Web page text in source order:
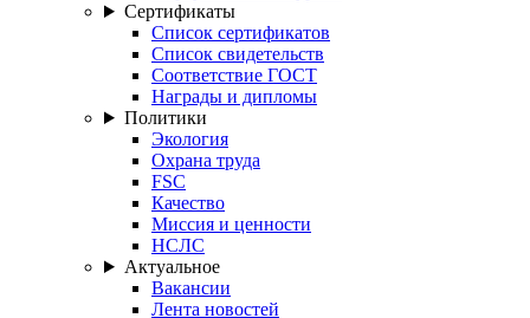
Сертификаты
Список сертификатов
Список свидетельств
Соответствие ГОСТ
Награды и дипломы
Политики
Экология
Охрана труда
FSC
Качество
Миссия и ценности
НСЛС
Актуальное
Вакансии
Лента новостей